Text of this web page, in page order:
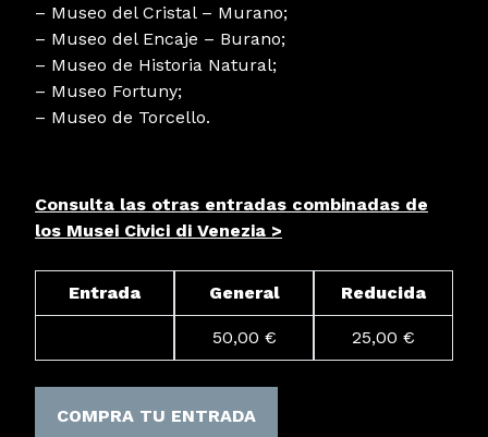
– Museo del Cristal – Murano;
– Museo del Encaje – Burano;
– Museo de Historia Natural;
– Museo Fortuny;
– Museo de Torcello.
Consulta las otras entradas combinadas de
los Musei Civici di Venezia >
Entrada General Reducida
50,00 € 25,00 €
COMPRA TU ENTRADA